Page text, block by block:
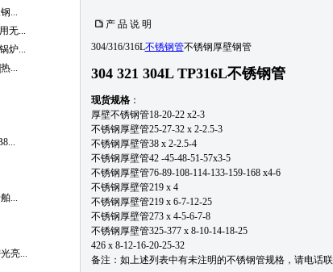
...
无...
炉...
...
...
亮...
产 品 说 明
304/316/316L不锈钢管不锈钢厚壁钢管
304 321 304L TP316L不锈钢管
现货规格：
厚壁不锈钢管18-20-22 x2-3
不锈钢厚壁管25-27-32 x 2-2.5-3
不锈钢厚壁管38 x 2-2.5-4
不锈钢厚壁管42 -45-48-51-57x3-5
不锈钢厚壁管76-89-108-114-133-159-168 x4-6
不锈钢厚壁管219 x 4
不锈钢厚壁管219 x 6-7-12-25
不锈钢厚壁管273 x 4-5-6-7-8
不锈钢厚壁管325-377 x 8-10-14-18-25
426 x 8-12-16-20-25-32
备注：如上述列表中有未注明的不锈钢管规格，请电话